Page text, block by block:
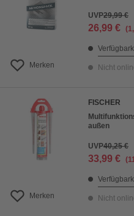
Merken
UVP29,99 €
26,99 €
Nicht
Merken
FISCHER
außen
UVP40,25 €
33,99 €
Nicht